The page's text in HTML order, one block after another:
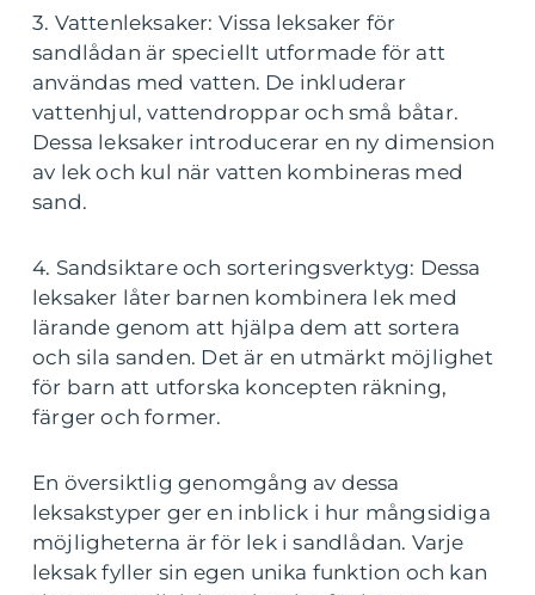
3. Vattenleksaker: Vissa leksaker för
sandlådan är speciellt utformade för att
användas med vatten. De inkluderar
vattenhjul, vattendroppar och små båtar.
Dessa leksaker introducerar en ny dimension
av lek och kul när vatten kombineras med
sand.
4. Sandsiktare och sorteringsverktyg: Dessa
leksaker låter barnen kombinera lek med
lärande genom att hjälpa dem att sortera
och sila sanden. Det är en utmärkt möjlighet
för barn att utforska koncepten räkning,
färger och former.
En översiktlig genomgång av dessa
leksakstyper ger en inblick i hur mångsidiga
möjligheterna är för lek i sandlådan. Varje
leksak fyller sin egen unika funktion och kan